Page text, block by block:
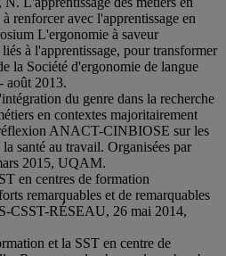
renforcer avec l'apprentissage en
L'ergonomie à saveur
à l'apprentissage, pour transformer
la Société d'ergonomie de langue
août 2013.
du genre dans la recherche
en contextes majoritairement
ANACT-CINBIOSE sur les
santé au travail. Organisées par
2015, UQAM.
en centres de formation
remarquables et de remarquables
CSST-RÉSEAU, 26 mai 2014,
et la SST en centre de